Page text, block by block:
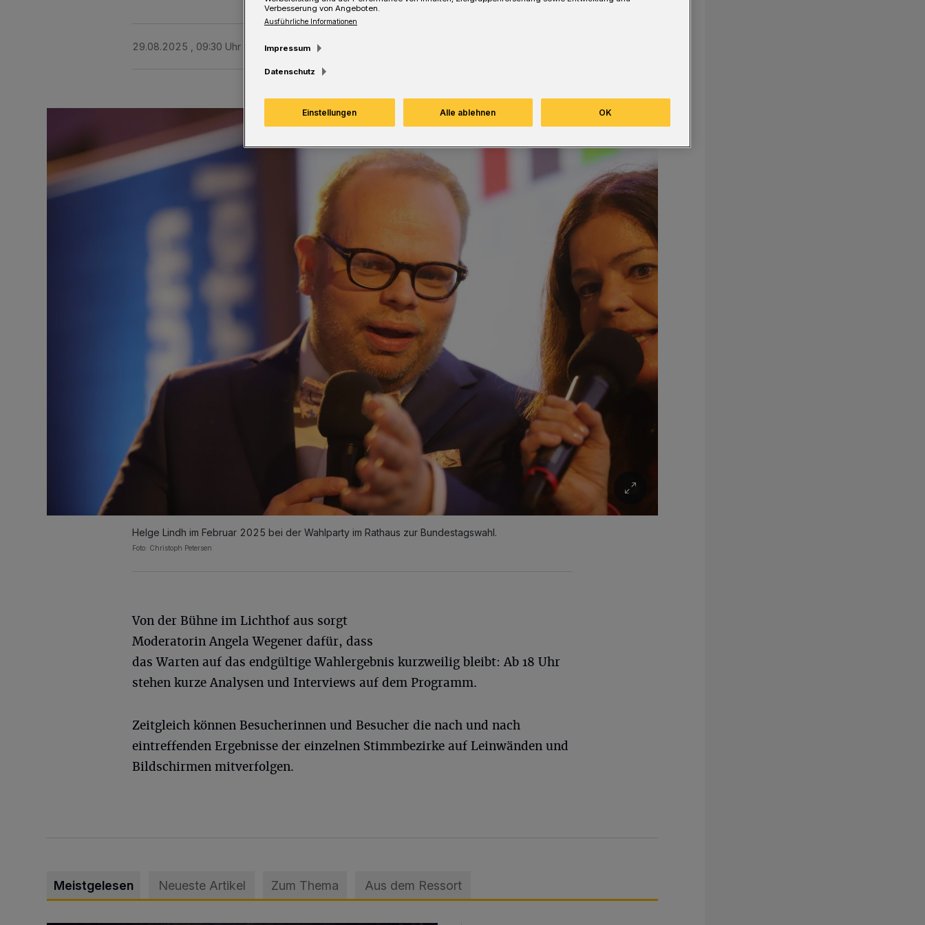
29.08.2025 , 09:30 Uhr Eine Minute Lesezeit
Helge Lindh im Februar 2025 bei der Wahlparty im Rathaus zur Bundestagswahl.
Foto: Christoph Petersen
Von der Bühne im Lichthof aus sorgt
Moderatorin Angela Wegener dafür, dass
das Warten auf das endgültige Wahlergebnis kurzweilig bleibt: Ab 18 Uhr
stehen kurze Analysen und Interviews auf dem Programm.
Zeitgleich können Besucherinnen und Besucher die nach und nach
eintreffenden Ergebnisse der einzelnen Stimmbezirke auf Leinwänden und
Bildschirmen mitverfolgen.
Meistgelesen Neueste Artikel Zum Thema Aus dem Ressort
Verbesserung von Angeboten.
Ausführliche Informationen
Impressum
Datenschutz
Einstellungen Alle ablehnen OK